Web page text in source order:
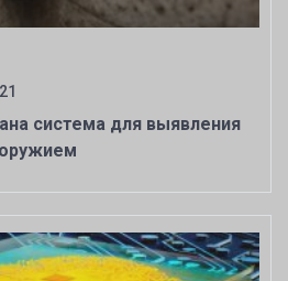
система для выявления